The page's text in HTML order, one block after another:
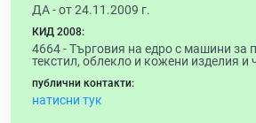
ДА - от 24.11.2009 г.
КИД 2008:
4664 -Търговия на едро с машини за
текстил, облекло и кожени изделия и
публични контакти:
натисни тук